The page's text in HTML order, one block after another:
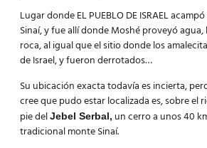
Lugar donde EL PUEBLO DE ISRAEL
Sinaí, y fue allí donde Moshé proveyó
roca, al igual que el sitio donde los
de Israel, y fueron derrotados…
Su ubicación exacta todavía es incierta,
cree que pudo estar localizada es, sobre el
pie delJebel Serbal, un cerro a unos 40
tradicional monte Sinaí.